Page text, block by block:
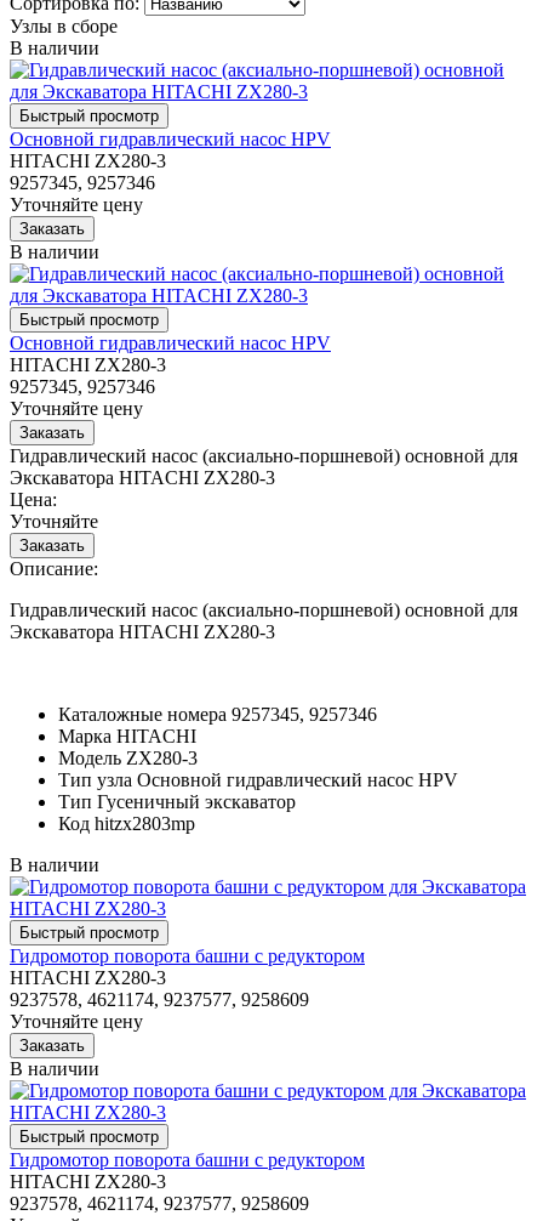
Узлы в сборе
В наличии
Основной гидравлический насос HPV
HITACHI ZX280-3
9257345, 9257346
Уточняйте цену
В наличии
Основной гидравлический насос HPV
HITACHI ZX280-3
9257345, 9257346
Уточняйте цену
Гидравлический насос (аксиально-поршневой) основной для
Экскаватора HITACHI ZX280-3
Цена:
Уточняйте
Описание:
Гидравлический насос (аксиально-поршневой) основной для
Экскаватора HITACHI ZX280-3
Каталожные номера 9257345, 9257346
Марка HITACHI
Модель ZX280-3
Тип узла Основной гидравлический насос HPV
Тип Гусеничный экскаватор
Код hitzx2803mp
В наличии
Гидромотор поворота башни с редуктором
HITACHI ZX280-3
9237578, 4621174, 9237577, 9258609
Уточняйте цену
В наличии
Гидромотор поворота башни с редуктором
HITACHI ZX280-3
9237578, 4621174, 9237577, 9258609